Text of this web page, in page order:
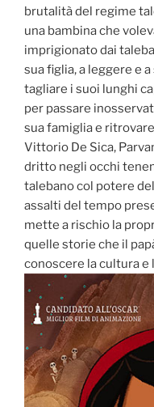
brutalità del regime
una bambina che
imprigionato dai
sua figlia, a leggere e
tagliare i suoi lunghi
per passare
sua famiglia e
Vittorio De Sica,
dritto negli occhi
talebano col potere
assalti del tempo
mette a rischio la
quelle storie che il
conoscere la cultura e